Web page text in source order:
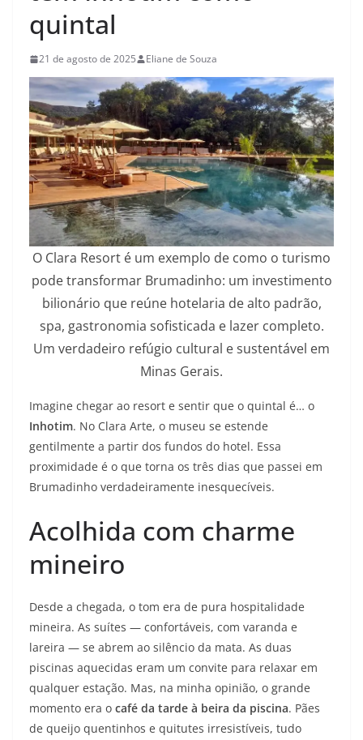
quintal
21 de agosto de 2025 Eliane de Souza
O Clara Resort é um exemplo de como o turismo
pode transformar Brumadinho: um investimento
bilionário que reúne hotelaria de alto padrão,
spa, gastronomia sofisticada e lazer completo.
Um verdadeiro refúgio cultural e sustentável em
Minas Gerais.
Imagine chegar ao resort e sentir que o quintal é… o
Inhotim. No Clara Arte, o museu se estende
gentilmente a partir dos fundos do hotel. Essa
proximidade é o que torna os três dias que passei em
Brumadinho verdadeiramente inesquecíveis.
Acolhida com charme
mineiro
Desde a chegada, o tom era de pura hospitalidade
mineira. As suítes — confortáveis, com varanda e
lareira — se abrem ao silêncio da mata. As duas
piscinas aquecidas eram um convite para relaxar em
qualquer estação. Mas, na minha opinião, o grande
momento era o café da tarde à beira da piscina. Pães
de queijo quentinhos e quitutes irresistíveis, tudo